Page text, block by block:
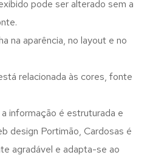
pode ser alterado sem a
na aparência, no layout e no
relacionada às cores, fonte
informação é estruturada e
design Portimão, Cardosas é
agradável e adapta-se ao